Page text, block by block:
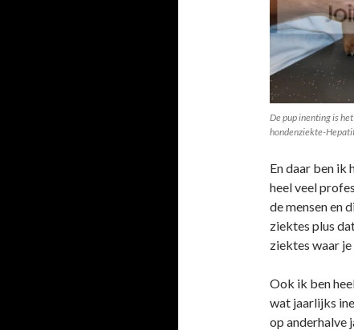
De pup inenting is
hondenziekte-
En daar ben ik
heel veel
de mensen en
ziektes plus
ziektes waar je
Ook ik ben
wat jaarlijks
op anderhalve